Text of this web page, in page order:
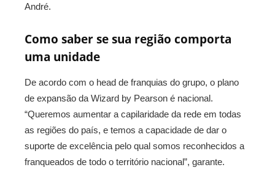
André.
Como saber se sua região comporta
uma unidade
De acordo com o head de franquias do grupo, o plano
de expansão da Wizard by Pearson é nacional.
“Queremos aumentar a capilaridade da rede em todas
as regiões do país, e temos a capacidade de dar o
suporte de excelência pelo qual somos reconhecidos a
franqueados de todo o território nacional”, garante.